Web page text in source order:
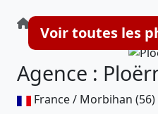
Voir toutes les
Agence :
France / Morbihan (56)